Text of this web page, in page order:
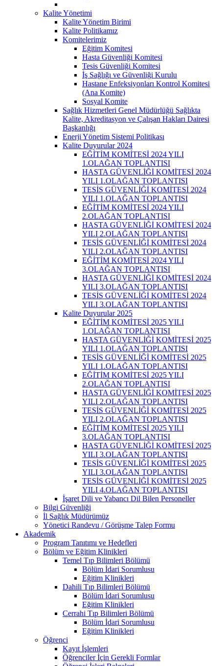
Kalite Yönetimi
Kalite Yönetim Birimi
Kalite Politikamız
Komitelerimiz
Eğitim Komitesi
Hasta Güvenliği Komitesi
Tesis Güvenliği Komitesi
İş Sağlığı ve Güvenliği Kurulu
Hastane Enfeksiyonları Kontrol Komitesi
(Ana Komite)
Sosyal Komite
Sağlık Hizmetleri Genel Müdürlüğü Sağlıkta
Kalite, Akreditasyon ve Çalışan Hakları Dairesi
Başkanlığı
Enerji Yönetim Sistemi Politikası
Kalite Duyurular 2024
EĞİTİM KOMİTESİ 2024 YILI
1.OLAĞAN TOPLANTISI
HASTA GÜVENLİĞİ KOMİTESİ 2024
YILI 1.OLAĞAN TOPLANTISI
TESİS GÜVENLİĞİ KOMİTESİ 2024
YILI 1.OLAĞAN TOPLANTISI
EĞİTİM KOMİTESİ 2024 YILI
2.OLAĞAN TOPLANTISI
HASTA GÜVENLİĞİ KOMİTESİ 2024
YILI 2.OLAĞAN TOPLANTISI
TESİS GÜVENLİĞİ KOMİTESİ 2024
YILI 2.OLAĞAN TOPLANTISI
EĞİTİM KOMİTESİ 2024 YILI
3.OLAĞAN TOPLANTISI
HASTA GÜVENLİĞİ KOMİTESİ 2024
YILI 3.OLAĞAN TOPLANTISI
TESİS GÜVENLİĞİ KOMİTESİ 2024
YILI 3.OLAĞAN TOPLANTISI
Kalite Duyurular 2025
EĞİTİM KOMİTESİ 2025 YILI
1.OLAĞAN TOPLANTISI
HASTA GÜVENLİĞİ KOMİTESİ 2025
YILI 1.OLAĞAN TOPLANTISI
TESİS GÜVENLİĞİ KOMİTESİ 2025
YILI 1.OLAĞAN TOPLANTISI
EĞİTİM KOMİTESİ 2025 YILI
2.OLAĞAN TOPLANTISI
HASTA GÜVENLİĞİ KOMİTESİ 2025
YILI 2.OLAĞAN TOPLANTISI
TESİS GÜVENLİĞİ KOMİTESİ 2025
YILI 2.OLAĞAN TOPLANTISI
EĞİTİM KOMİTESİ 2025 YILI
3.OLAĞAN TOPLANTISI
HASTA GÜVENLİĞİ KOMİTESİ 2025
YILI 3.OLAĞAN TOPLANTISI
TESİS GÜVENLİĞİ KOMİTESİ 2025
YILI 3.OLAĞAN TOPLANTISI
TESİS GÜVENLİĞİ KOMİTESİ 2025
YILI 4.OLAĞAN TOPLANTISI
İşaret Dili ve Yabancı Dil Bilen Personeller
Bilgi Güvenliği
İl Sağlık Müdürümüz
Yönetici Randevu / Görüşme Talep Formu
Akademik
Program Tanıtımı ve Hedefleri
Bölüm ve Eğitim Klinikleri
Temel Tıp Bilimleri Bölümü
Bölüm İdari Sorumlusu
Eğitim Klinikleri
Dahili Tıp Bilimleri Bölümü
Bölüm İdari Sorumlusu
Eğitim Klinikleri
Cerrahi Tıp Bilimleri Bölümü
Bölüm İdari Sorumlusu
Eğitim Klinikleri
Öğrenci
Kayıt İşlemleri
Öğrenciler İçin Gerekli Formlar